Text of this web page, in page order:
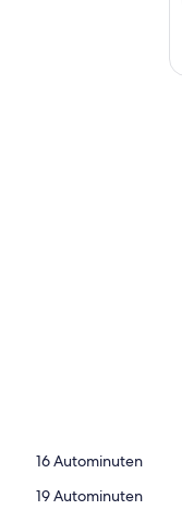
‪16 Autominuten‬
‪19 Autominuten‬